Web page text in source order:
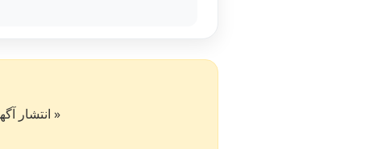
« انتشار آگهی در سایت کار۵۰ به